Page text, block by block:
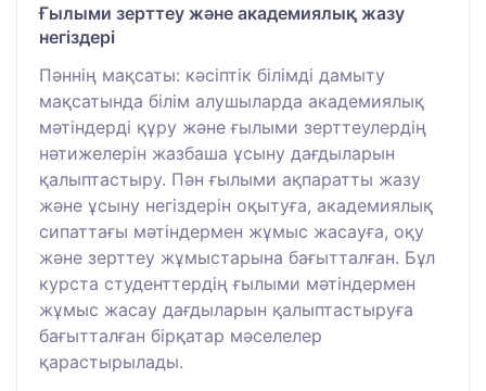
Ғылыми зерттеу және академиялық жазу
негіздері
Пәннің мақсаты: кәсіптік білімді дамыту
мақсатында білім алушыларда академиялық
мәтіндерді құру және ғылыми зерттеулердің
нәтижелерін жазбаша ұсыну дағдыларын
қалыптастыру. Пән ғылыми ақпаратты жазу
және ұсыну негіздерін оқытуға, академиялық
сипаттағы мәтіндермен жұмыс жасауға, оқу
және зерттеу жұмыстарына бағытталған. Бұл
курста студенттердің ғылыми мәтіндермен
жұмыс жасау дағдыларын қалыптастыруға
бағытталған бірқатар мәселелер
қарастырылады.